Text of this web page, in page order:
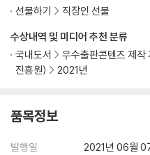
수상내역 및 미디어 추천 분류
국내도서
우수출판콘텐츠 제작
진흥원)
2021년
선물하기
직장인 선물
품목정보
발행일
2021년 06월